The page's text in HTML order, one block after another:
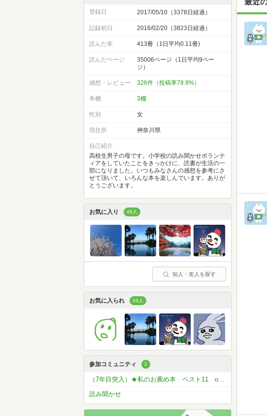
最近
登録日 2017/05/10（3378日経過）
記録初日 2016/02/20（3823日経過）
読んだ本 413冊（1日平均0.11冊)
読んだページ
35006ページ（1日平均9ペー
ジ）
感想・レビュー 326件（投稿率78.9%）
本棚 3棚
性別 女
現住所 神奈川県
自己紹介
高校生男子の母です。小学校の読み聞かせボランテ
ィアをしていたことをきっかけに、読書が生活の一
部になりました。いつもみなさんの感想を参考にさ
せて頂いて、いろんな本を楽しんでいます。ありが
とうございます。
お気に入り 48人
知人・友人を探す
お気に入られ 34人
参加コミュニティ 2
（7年目突入）★私のお薦め本 ベスト11 or ベスト5
読み聞かせ